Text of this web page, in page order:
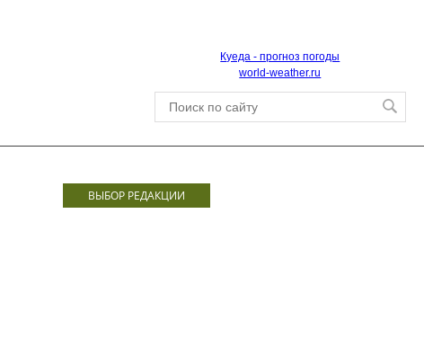
Куеда - прогноз погоды
world-weather.ru
ВЫБОР РЕДАКЦИИ